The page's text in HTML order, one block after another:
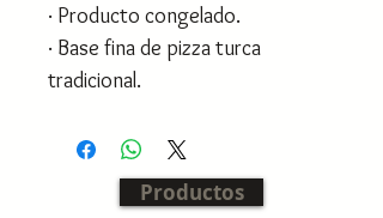
· Producto congelado.
· Base fina de pizza turca
tradicional.
Productos